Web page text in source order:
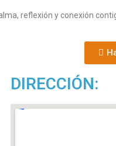
reflexión y conexión
DIRECCIÓN: